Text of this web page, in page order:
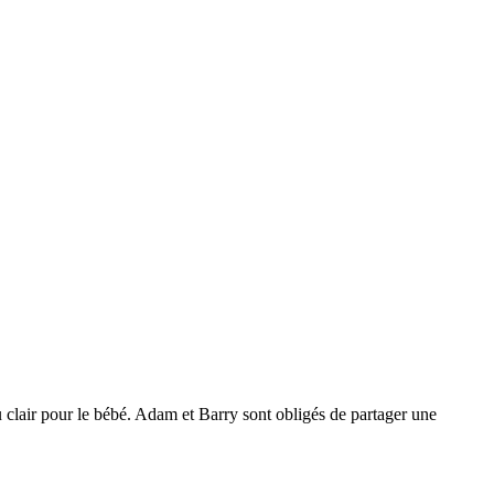
pour le bébé. Adam et Barry sont obligés de partager une